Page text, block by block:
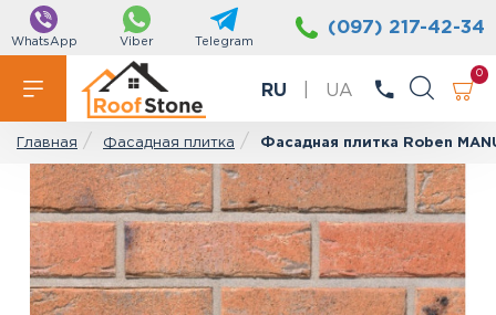
WhatsApp Viber Telegram
(097) 217-42-34
RU UA
0
Главная Фасадная плитка Фасадная плитка Roben